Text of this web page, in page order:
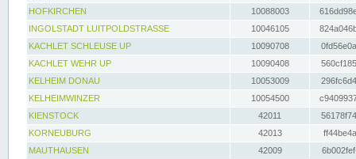
HOFKIRCHEN
10088003
INGOLSTADT LUITPOLDSTRASSE
10046105
KACHLET SCHLEUSE UP
10090708
KACHLET WEHR UP
10090408
KELHEIM DONAU
10053009
KELHEIMWINZER
10054500
KIENSTOCK
42011
KORNEUBURG
42013
MAUTHAUSEN
42009